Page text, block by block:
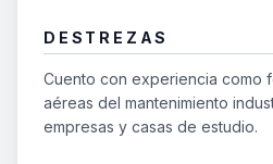
DESTREZAS
Cuento con experiencia como
aéreas del mantenimiento
empresas y casas de estudio.